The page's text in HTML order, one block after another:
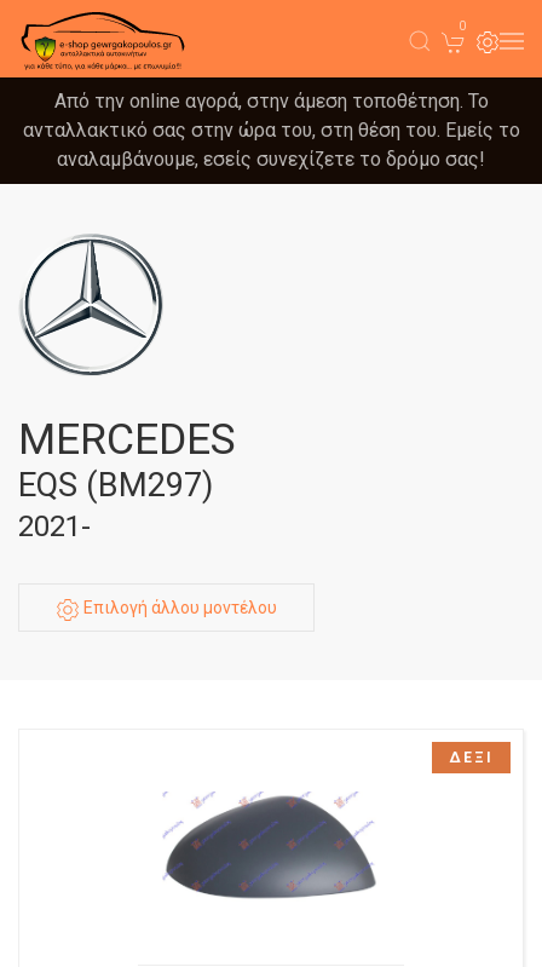
0
Από την online αγορά, στην άμεση τοποθέτηση. Το
ανταλλακτικό σας στην ώρα του, στη θέση του. Εμείς το
αναλαμβάνουμε, εσείς συνεχίζετε το δρόμο σας!
MERCEDES
EQS (BM297)
2021-
Επιλογή άλλου μοντέλου
ΔΕΞΙ